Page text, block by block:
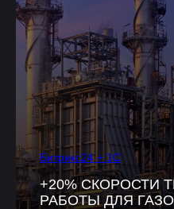
Битрикс24 + 1С
+20% СКОРОСТИ
РАБОТЫ ДЛЯ